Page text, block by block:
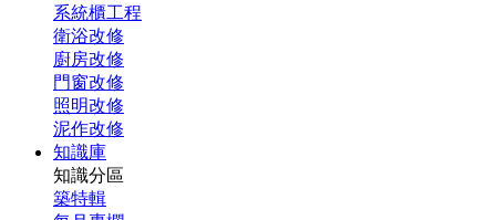
系統櫃工程
衛浴改修
廚房改修
門窗改修
照明改修
泥作改修
知識庫
知識分區
築特輯